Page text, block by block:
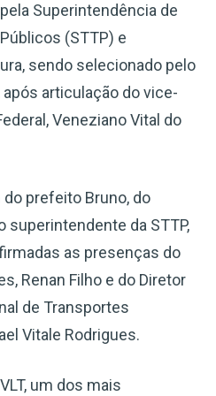
Superintendência de
(STTP) e
sendo selecionado pelo
articulação do vice-
Veneziano Vital do
do prefeito Bruno, do
superintendente da STTP,
as presenças do
Renan Filho e do Diretor
de Transportes
Vitale Rodrigues.
um dos mais